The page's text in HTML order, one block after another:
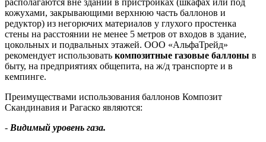
располагаются вне зданий в пристройках (шкафах или под
кожухами, закрывающими верхнюю часть баллонов и
редуктор) из негорючих материалов у глухого простенка
стены на расстоянии не менее 5 метров от входов в здание,
цокольных и подвальных этажей. ООО «АльфаТрейд»
рекомендует использовать композитные газовые баллоны в
быту, на предприятиях общепита, на ж/д транспорте и в
кемпинге.
Преимуществами использования баллонов Композит
Скандинавия и Рагаско являются:
- Видимый уровень газа.